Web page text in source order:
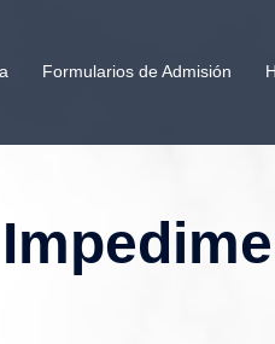
Formularios de Admisión